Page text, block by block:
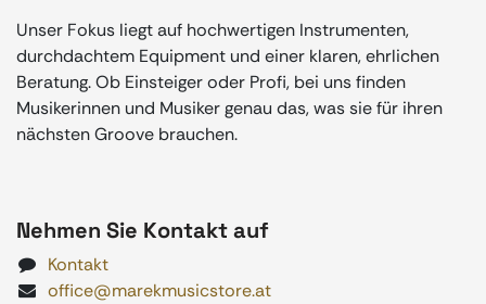
Unser Fokus liegt auf hochwertigen Instrumenten,
durchdachtem Equipment und einer klaren, ehrlichen
Beratung. Ob Einsteiger oder Profi, bei uns finden
Musikerinnen und Musiker genau das, was sie für ihren
nächsten Groove brauchen.
Nehmen Sie Kontakt auf
Kontakt
office@marekmusicstore.at